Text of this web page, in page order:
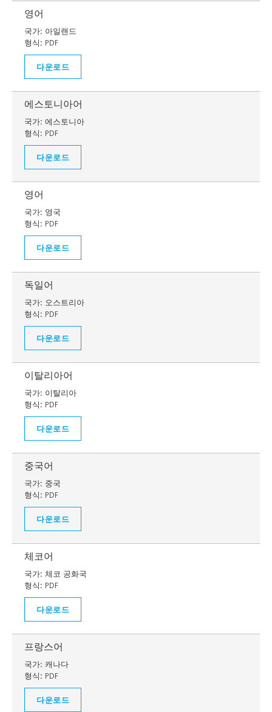
영어
국가: 아일랜드
형식: PDF
다운로드
에스토니아어
국가: 에스토니아
형식: PDF
다운로드
영어
국가: 영국
형식: PDF
다운로드
독일어
국가: 오스트리아
형식: PDF
다운로드
이탈리아어
국가: 이탈리아
형식: PDF
다운로드
중국어
국가: 중국
형식: PDF
다운로드
체코어
국가: 체코 공화국
형식: PDF
다운로드
프랑스어
국가: 캐나다
형식: PDF
다운로드